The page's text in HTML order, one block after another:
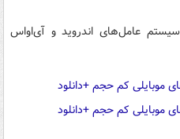
عامل‌های اندروید و آی‌او‌اس